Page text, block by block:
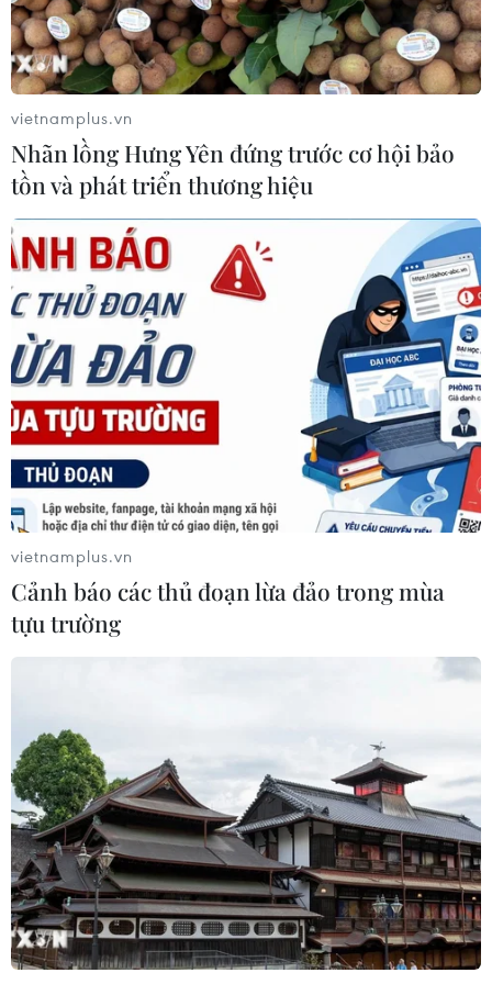
Iran-Oman đàm phán thiết lập tuyến
hàng hải mới qua eo biển Hormuz
04/08/2026 22:42
Xem thêm
CƠ QUAN CHỦ QUẢN: THÔNG TẤN XÃ VIỆT NAM
Tổng Biên tập: TRẦN TIẾN DUẨN
Phó Tổng Biên tập: NGUYỄN THỊ TÁM, KHÚC THANH
THỦY
Sở hữu trí tuệ
Quy định sử dụng
RSS
Ngôn ngữ
TTXVN
Giấy phép số: 1374/GP-BTTTT do Bộ Thông tin và Truyền thông
cấp ngày 11/9/2008.
Quảng cáo: Phó TBT Nguyễn Thị Tám: 093.5958688, Email:
tamvna@gmail.com
Điện thoại: (024) 39411349 - (024) 39411348, Fax: (024)
39411348
Email:vietnamplus2008@gmail.com
vietnamplus.vn
Nhãn lồng Hưng Yên đứng trước cơ hội bảo
tồn và phát triển thương hiệu
vietnamplus.vn
Cảnh báo các thủ đoạn lừa đảo trong mùa
tựu trường